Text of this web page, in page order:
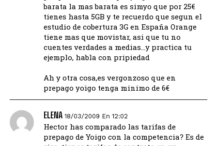
barata la mas barata es simyo que por 25€
tienes hasta 5GB y te recuerdo que segun el
estudio de cobertura 3G en España Orange
tiene mas que movistar, asi que tu no
cuentes verdades a medias…y practica tu
ejemplo, habla con pripiedad
Ah y otra cosa,es vergonzoso que en
prepago yoigo tenga minimo de 6€
ELENA 18/03/2009 En 12:02
Hector has comparado las tarifas de
prepago de Yoigo con la competencia? Es de